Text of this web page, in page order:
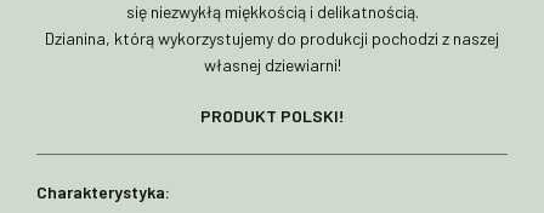
się niezwykłą miękkością i delikatnością.
Dzianina, którą wykorzystujemy do produkcji pochodzi z naszej
własnej dziewiarni!
PRODUKT POLSKI!
Charakterystyka: